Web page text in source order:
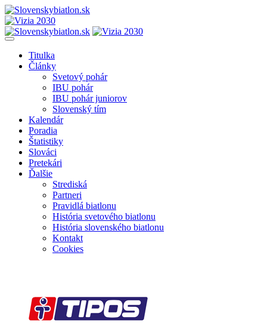
Titulka
Články
Svetový pohár
IBU pohár
IBU pohár juniorov
Slovenský tím
Kalendár
Poradia
Štatistiky
Slováci
Pretekári
Ďalšie
Strediská
Partneri
Pravidlá biatlonu
História svetového biatlonu
História slovenského biatlonu
Kontakt
Cookies